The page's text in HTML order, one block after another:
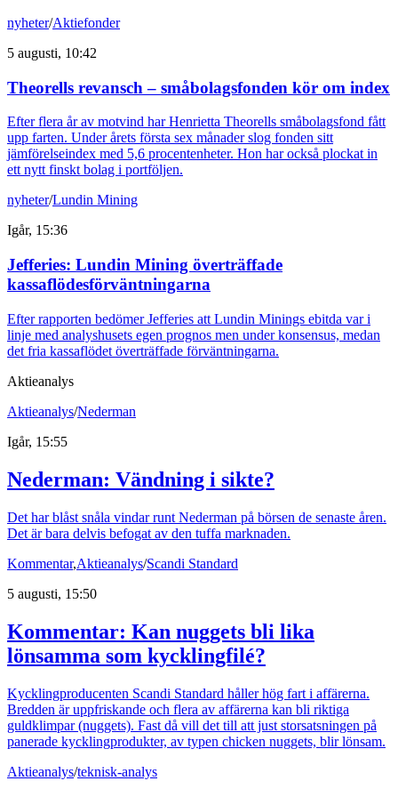
nyheter/Aktiefonder
5 augusti, 10:42
Theorells revansch – småbolagsfonden kör om index
Efter flera år av motvind har Henrietta Theorells småbolagsfond fått
upp farten. Under årets första sex månader slog fonden sitt
jämförelseindex med 5,6 procentenheter. Hon har också plockat in
ett nytt finskt bolag i portföljen.
nyheter/Lundin Mining
Igår, 15:36
Jefferies: Lundin Mining överträffade
kassaflödesförväntningarna
Efter rapporten bedömer Jefferies att Lundin Minings ebitda var i
linje med analyshusets egen prognos men under konsensus, medan
det fria kassaflödet överträffade förväntningarna.
Aktieanalys
Aktieanalys/Nederman
Igår, 15:55
Nederman: Vändning i sikte?
Det har blåst snåla vindar runt Nederman på börsen de senaste åren.
Det är bara delvis befogat av den tuffa marknaden.
Kommentar,Aktieanalys/Scandi Standard
5 augusti, 15:50
Kommentar: Kan nuggets bli lika
lönsamma som kycklingfilé?
Kycklingproducenten Scandi Standard håller hög fart i affärerna.
Bredden är uppfriskande och flera av affärerna kan bli riktiga
guldklimpar (nuggets). Fast då vill det till att just storsatsningen på
panerade kycklingprodukter, av typen chicken nuggets, blir lönsam.
Aktieanalys/teknisk-analys